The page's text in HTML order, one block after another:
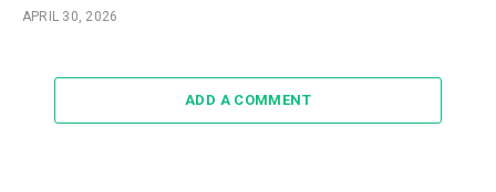
APRIL 30, 2026
ADD A COMMENT